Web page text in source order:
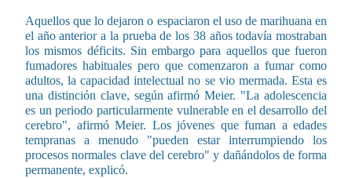
Aquellos que lo dejaron o espaciaron el uso de marihuana en
el año anterior a la prueba de los 38 años todavía mostraban
los mismos déficits. Sin embargo para aquellos que fueron
fumadores habituales pero que comenzaron a fumar como
adultos, la capacidad intelectual no se vio mermada. Esta es
una distinción clave, según afirmó Meier. "La adolescencia
es un periodo particularmente vulnerable en el desarrollo del
cerebro", afirmó Meier. Los jóvenes que fuman a edades
tempranas a menudo "pueden estar interrumpiendo los
procesos normales clave del cerebro" y dañándolos de forma
permanente, explicó.